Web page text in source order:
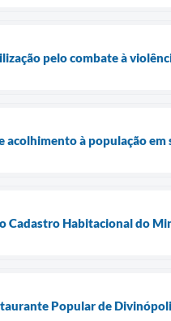
pelo combate à
à população em
Cadastro Habitacional do
Popular de